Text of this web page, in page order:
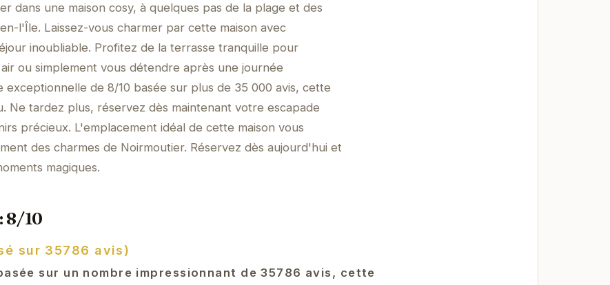
dans une maison cosy, à quelques pas de la plage et des
l'Île. Laissez-vous charmer par cette maison avec
inoubliable. Profitez de la terrasse tranquille pour
ou simplement vous détendre après une journée
de 8/10 basée sur plus de 35 000 avis, cette
Ne tardez plus, réservez dès maintenant votre escapade
précieux. L'emplacement idéal de cette maison vous
des charmes de Noirmoutier. Réservez dès aujourd'hui et
magiques.
8/10
sur 35786 avis)
sur un nombre impressionnant de 35786 avis, cette